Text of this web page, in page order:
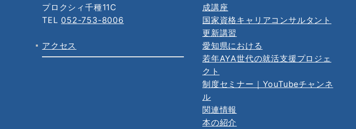
プロクシィ千種11C
TEL 052-753-8006
アクセス
成講座
国家資格キャリアコンサルタント
更新講習
愛知県における
若年AYA世代の就活支援プロジェ
クト
制度セミナー｜YouTubeチャンネ
ル
関連情報
本の紹介